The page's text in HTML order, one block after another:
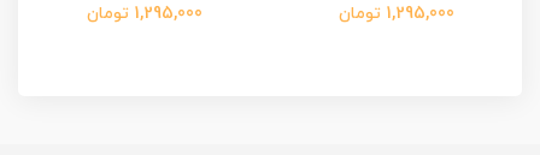
1,295,000 تومان
1,295,000 تومان